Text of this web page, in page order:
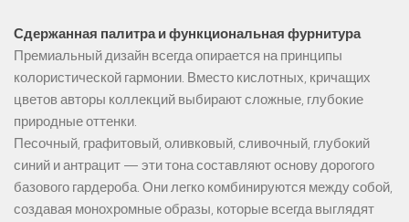
Сдержанная палитра и функциональная фурнитура
Премиальный дизайн всегда опирается на принципы
колористической гармонии. Вместо кислотных, кричащих
цветов авторы коллекций выбирают сложные, глубокие
природные оттенки.
Песочный, графитовый, оливковый, сливочный, глубокий
синий и антрацит — эти тона составляют основу дорогого
базового гардероба. Они легко комбинируются между собой,
создавая монохромные образы, которые всегда выглядят